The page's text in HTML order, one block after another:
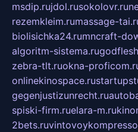
msdip.rujdol.rusokolovr.ru
rezemkleim.rumassage-
biolisichka24.rumncraft-
algoritm-sistema.ru
zebra-tlt.ruokna-
onlinekinospace.ru
gegenjustizunrecht.ru
spiski-firm.ruelara-m.ru
2bets.ru